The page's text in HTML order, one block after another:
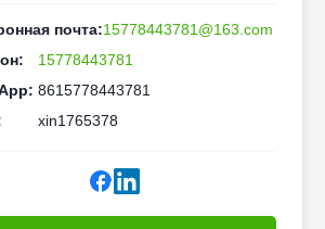
почта:15778443781@163.com
15778443781
8615778443781
xin1765378